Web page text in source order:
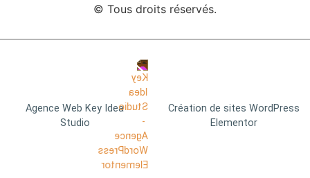
© Tous droits réservés.
Agence Web Key Idea
Studio
Création de sites WordPress
Elementor